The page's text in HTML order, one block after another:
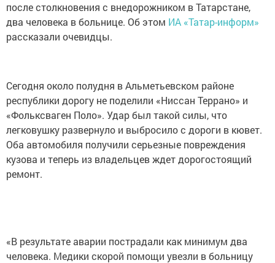
после столкновения с внедорожником в Татарстане,
два человека в больнице. Об этом ИА «Татар-информ»
рассказали очевидцы.
Сегодня около полудня в Альметьевском районе
республики дорогу не поделили «Ниссан Террано» и
«Фольксваген Поло». Удар был такой силы, что
легковушку развернуло и выбросило с дороги в кювет.
Оба автомобиля получили серьезные повреждения
кузова и теперь из владельцев ждет дорогостоящий
ремонт.
«В результате аварии пострадали как минимум два
человека. Медики скорой помощи увезли в больницу